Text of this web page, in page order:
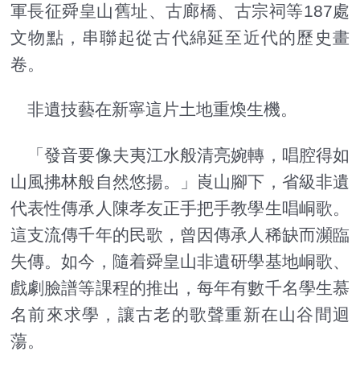
軍長征舜皇山舊址、古廊橋、古宗祠等187處
文物點，串聯起從古代綿延至近代的歷史畫
卷。
非遺技藝在新寧這片土地重煥生機。
「發音要像夫夷江水般清亮婉轉，唱腔得如
山風拂林般自然悠揚。」崀山腳下，省級非遺
代表性傳承人陳孝友正手把手教學生唱峒歌。
這支流傳千年的民歌，曾因傳承人稀缺而瀕臨
失傳。如今，隨着舜皇山非遺研學基地峒歌、
戲劇臉譜等課程的推出，每年有數千名學生慕
名前來求學，讓古老的歌聲重新在山谷間迴
蕩。